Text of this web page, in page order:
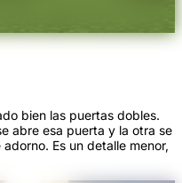
bien las puertas dobles.
abre esa puerta y la otra se
Es un detalle menor,